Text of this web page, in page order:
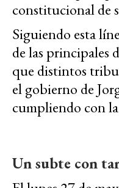
constitucional de
Siguiendo esta
de las principales
que distintos
el gobierno de
cumpliendo con
Un subte con